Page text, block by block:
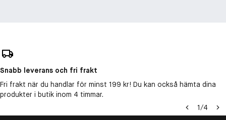
Snabb leverans och fri frakt
Fri frakt när du handlar för minst 199 kr! Du kan också hämta dina
produkter i butik inom 4 timmar.
1/4